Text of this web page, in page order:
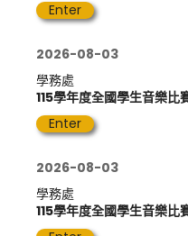
Enter
2026-08-03
學務處
115學年度全國學生音樂比
Enter
2026-08-03
學務處
115學年度全國學生音樂比